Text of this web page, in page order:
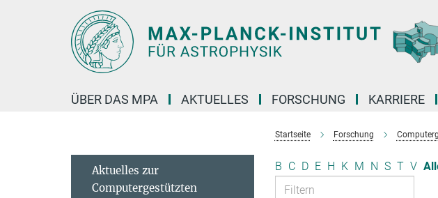
ÜBER DAS MPA AKTUELLES FORSCHUNG KARRIERE
Startseite Forschung
B C D E H K M N S T V
Aktuelles zur
Computergestützten